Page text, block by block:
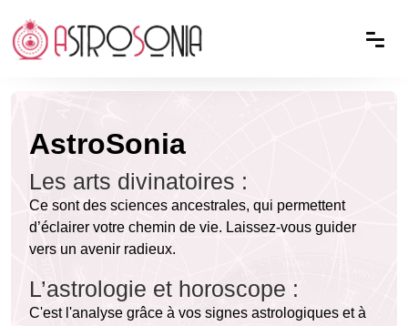
AstroSonia
Les arts divinatoires :
Ce sont des sciences ancestrales, qui permettent
d’éclairer votre chemin de vie. Laissez-vous guider
vers un avenir radieux.
L’astrologie et horoscope :
C'est l'analyse grâce à vos signes astrologiques et à